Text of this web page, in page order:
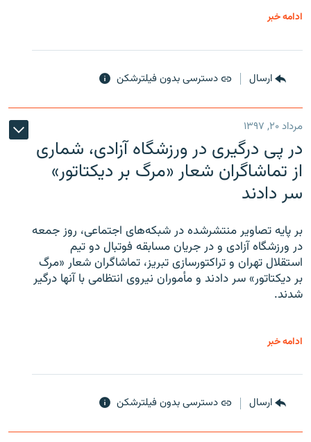
ادامه خبر
ارسال دسترسی بدون فیلترشکن
مرداد ۲۰, ۱۳۹۷
در پی درگیری در ورزشگاه آزادی، شماری
از تماشاگران شعار «مرگ بر دیکتاتور»
سر دادند
بر پایه تصاویر منتشرشده در شبکه‌های اجتماعی، روز جمعه
در ورزشگاه آزادی و در جریان مسابقه فوتبال دو تیم
استقلال تهران و تراکتورسازی تبریز، تماشاگران شعار «مرگ
بر دیکتاتور» سر دادند و مأموران نیروی انتظامی با آنها درگیر
شدند.
ادامه خبر
ارسال دسترسی بدون فیلترشکن